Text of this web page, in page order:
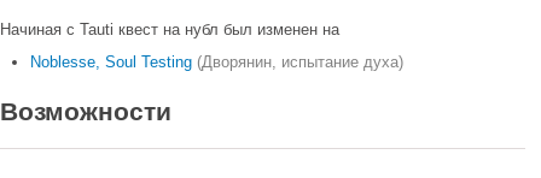
Начиная с Tauti квест на нубл был изменен на
Noblesse, Soul Testing (Дворянин, испытание духа)
Возможности